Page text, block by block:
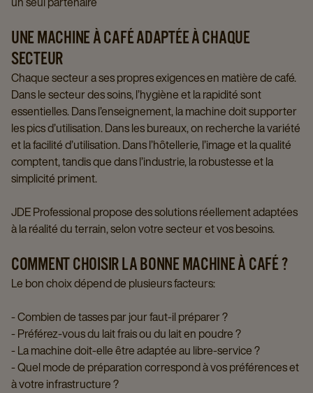
UNE MACHINE À CAFÉ ADAPTÉE À CHAQUE
SECTEUR
Chaque secteur a ses propres exigences en matière de café.
Dans le secteur des soins, l’hygiène et la rapidité sont
essentielles. Dans l’enseignement, la machine doit supporter
les pics d’utilisation. Dans les bureaux, on recherche la variété
et la facilité d’utilisation. Dans l’hôtellerie, l’image et la qualité
comptent, tandis que dans l’industrie, la robustesse et la
simplicité priment.
JDE Professional propose des solutions réellement adaptées
à la réalité du terrain, selon votre secteur et vos besoins.
COMMENT CHOISIR LA BONNE MACHINE À CAFÉ ?
Le bon choix dépend de plusieurs facteurs:
- Combien de tasses par jour faut-il préparer ?
- Préférez-vous du lait frais ou du lait en poudre ?
- La machine doit-elle être adaptée au libre-service ?
- Quel mode de préparation correspond à vos préférences et
à votre infrastructure ?